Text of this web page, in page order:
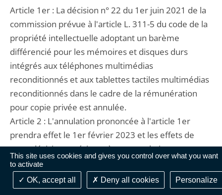
This site uses cookies and gives you control over what you want
to activate
OK, accept all
Deny all cookies Personalize
Article 1er : La décision n° 22 du 1er juin 2021 de la
commission prévue à l'article L. 311-5 du code de la
propriété intellectuelle adoptant un barème
différencié pour les mémoires et disques durs
intégrés aux téléphones multimédias
reconditionnés et aux tablettes tactiles multimédias
reconditionnés dans le cadre de la rémunération
pour copie privée est annulée.
Article 2 : L'annulation prononcée à l'article 1er
prendra effet le 1er février 2023 et les effets de
cette décision antérieurs à son annulation sont
regardés comme définitifs, sous réserve des actions
contentieuses engagées à la date de la présente
décision contre des actes pris sur son fondement.